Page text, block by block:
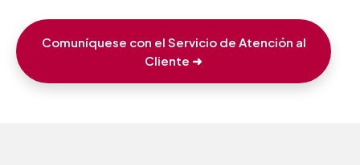
Comuníquese con el Servicio de Atención al
Cliente ➜